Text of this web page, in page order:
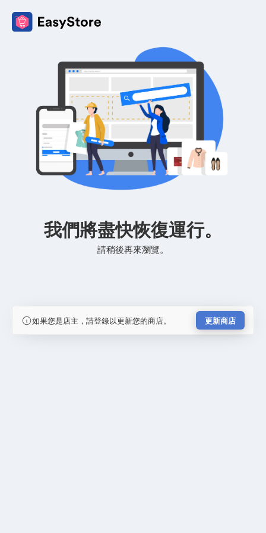
我們將盡快恢復運行。
請稍後再來瀏覽。
如果您是店主，請登錄以更新您的商店。 更新商店